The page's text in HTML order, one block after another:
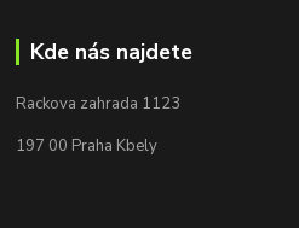
Kde nás najdete
Rackova zahrada 1123
197 00 Praha Kbely